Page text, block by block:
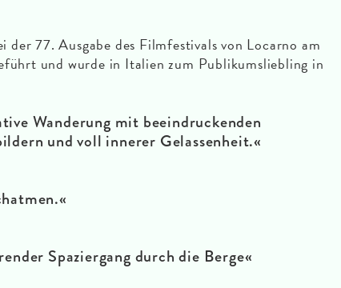
77. Ausgabe des Filmfestivals von Locarno am
und wurde in Italien zum Publikumsliebling in
Wanderung mit beeindruckenden
und voll innerer Gelassenheit.«
Spaziergang durch die Berge«